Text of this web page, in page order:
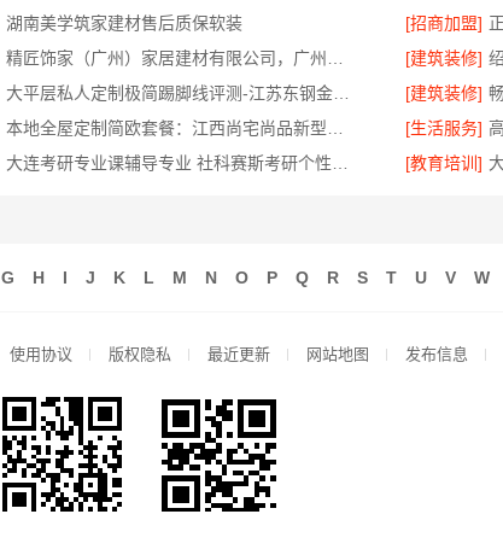
湖南美学筑家建材售后质保软装 [招商加盟]
[建筑装修]
[建筑装修]
[生活服务]
[教育培训]
G H I J K L M N O P Q R S T U V W
使用协议 版权隐私 最近更新 网站地图 发布信息